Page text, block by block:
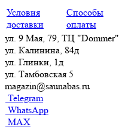
Условия
доставки
Способы
оплаты
ул. 9 Мая, 79, ТЦ "Dommer"
ул. Калинина, 84д
ул. Глинки, 1д
ул. Тамбовская 5
magazin@saunabas.ru
Telegram
WhatsApp
MAX